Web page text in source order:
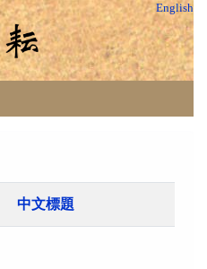
English
中文標題